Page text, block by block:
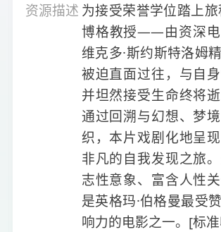
资源描述 为接受荣誉学位踏上旅
博格教授——由资深电
维克多·斯约斯特洛
被迫直面过往，与自身
并坦然接受生命终将逝
通过回溯与幻想、梦
织，本片戏剧化地呈
非凡的自我发现之旅
志性意象、富含人性关
是英格玛·伯格曼最受
响力的电影之一。[标